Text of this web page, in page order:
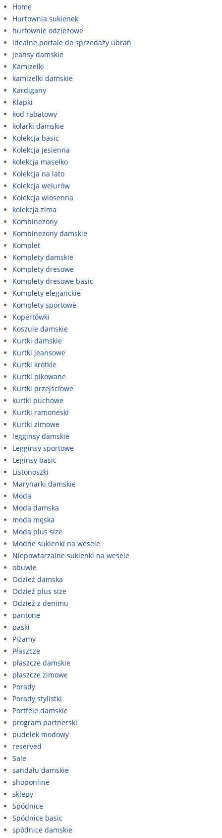
Home
Hurtownia sukienek
hurtownie odzieżowe
idealne portale do sprzedaży ubrań
jeansy damskie
Kamizelki
kamizelki damskie
Kardigany
Klapki
kod rabatowy
kolarki damskie
Kolekcja basic
Kolekcja jesienna
kolekcja masełko
Kolekcja na lato
Kolekcja welurów
Kolekcja wiosenna
kolekcja zima
Kombinezony
Kombinezony damskie
Komplet
Komplety damskie
Komplety dresowe
Komplety dresowe basic
Komplety eleganckie
Komplety sportowe
Kopertówki
Koszule damskie
Kurtki damskie
Kurtki jeansowe
Kurtki krótkie
Kurtki pikowane
Kurtki przejściowe
kurtki puchowe
Kurtki ramoneski
Kurtki zimowe
legginsy damskie
Legginsy sportowe
Leginsy basic
Listonoszki
Marynarki damskie
Moda
Moda damska
moda męska
Moda plus size
Modne sukienki na wesele
Niepowtarzalne sukienki na wesele
obuwie
Odzież damska
Odzież plus size
Odzież z denimu
pantone
paski
Piżamy
Płaszcze
płaszcze damskie
płaszcze zimowe
Porady
Porady stylistki
Portfele damskie
program partnerski
pudelek modowy
reserved
Sale
sandału damskie
shoponline
sklepy
Spódnice
Spódnice basic
spódnice damskie